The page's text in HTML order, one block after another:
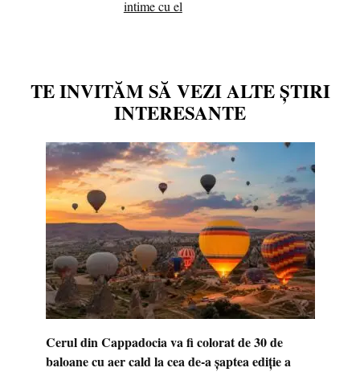
Medic italian, condamnat pentru
moartea jucătorului Davide Astori
Badantă moldoveancă în Italia,
abuzată de fiul bătrânei. I-a spus
că salariul include și raporturi
intime cu el
TE INVITĂM SĂ VEZI ALTE ȘTIRI